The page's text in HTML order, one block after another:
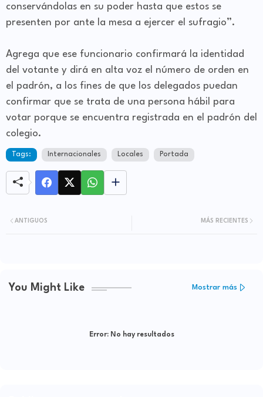
conservándolas en su poder hasta que estos se
presenten por ante la mesa a ejercer el sufragio”.
Agrega que ese funcionario confirmará la identidad
del votante y dirá en alta voz el número de orden en
el padrón, a los fines de que los delegados puedan
confirmar que se trata de una persona hábil para
votar porque se encuentra registrada en el padrón del
colegio.
Tags: Internacionales Locales Portada
MÁS RECIENTES
ANTIGUOS
You Might Like Mostrar más
Error:No hay resultados